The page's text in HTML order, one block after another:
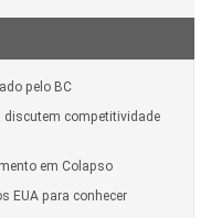
pelo BC
discutem competitividade
em Colapso
EUA para conhecer